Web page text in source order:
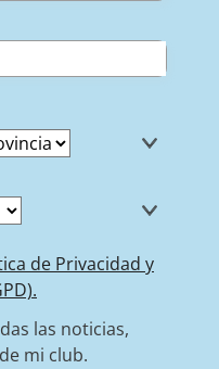
de Privacidad y
las noticias,
mi club.